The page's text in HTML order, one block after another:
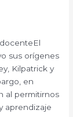
sus orígenes
Kilpatrick y
en
al permitirnos
aprendizaje